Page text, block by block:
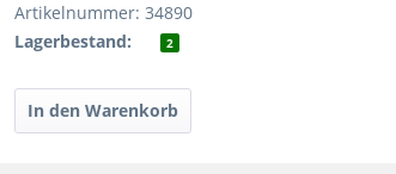
Artikelnummer: 34890
Lagerbestand:
2